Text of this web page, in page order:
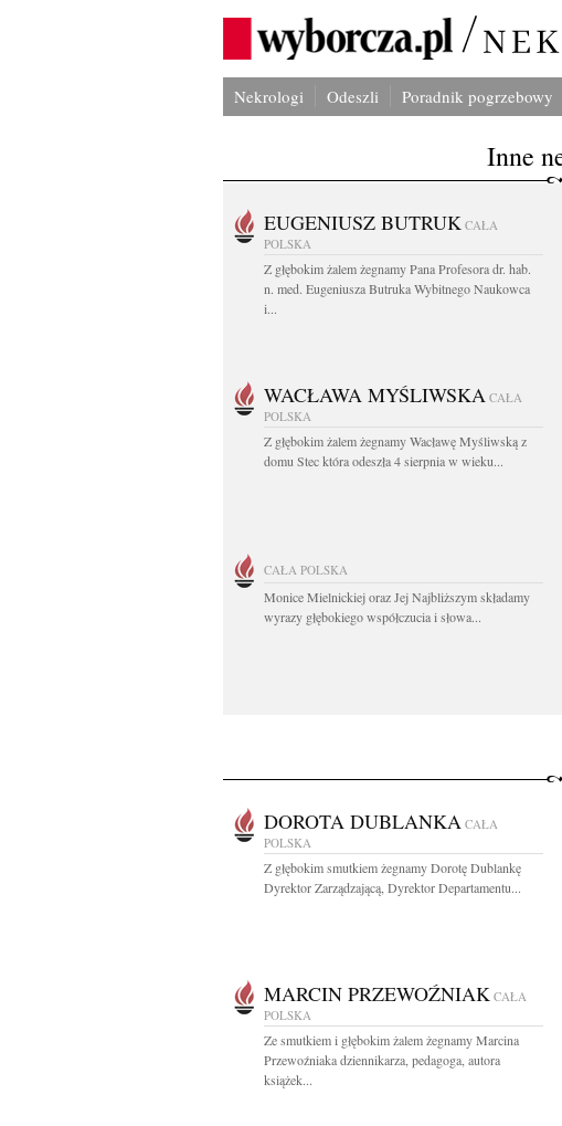
Nekrologi Odeszli Poradnik pogrzebowy
Inne
EUGENIUSZ BUTRUK CAŁA
POLSKA
Z głębokim żalem żegnamy Pana Profesora dr. hab.
n. med. Eugeniusza Butruka Wybitnego Naukowca
i...
WACŁAWA MYŚLIWSKA CAŁA
POLSKA
Z głębokim żalem żegnamy Wacławę Myśliwską z
domu Stec która odeszła 4 sierpnia w wieku...
CAŁA POLSKA
Monice Mielnickiej oraz Jej Najbliższym składamy
wyrazy głębokiego współczucia i słowa...
DOROTA DUBLANKA CAŁA
POLSKA
Z głębokim smutkiem żegnamy Dorotę Dublankę
Dyrektor Zarządzającą, Dyrektor Departamentu...
MARCIN PRZEWOŹNIAK CAŁA
POLSKA
Ze smutkiem i głębokim żalem żegnamy Marcina
Przewoźniaka dziennikarza, pedagoga, autora
książek...